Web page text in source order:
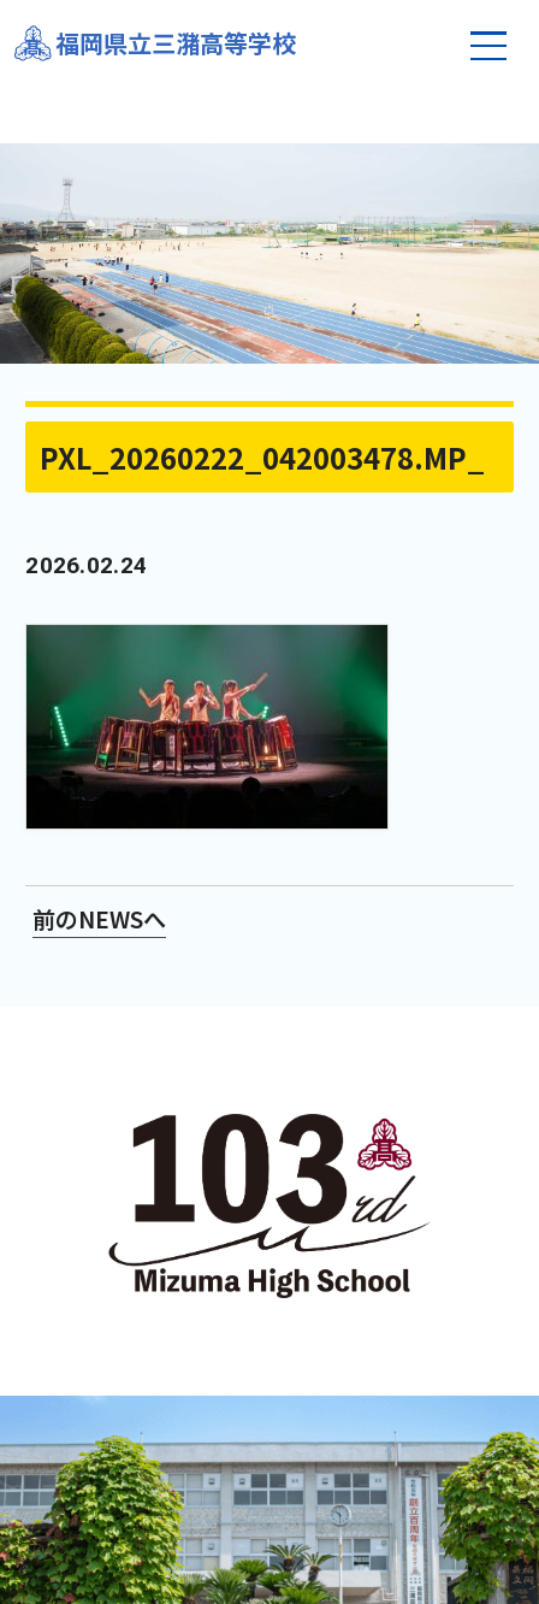
福岡県立三潴高等学校
PXL_20260222_042003478.MP_
2026.02.24
前のNEWSへ